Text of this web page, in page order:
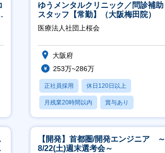
ゆうメンタルクリニック／問診補助
スタッフ【常勤】（大阪梅田院）
医療法人社団上桜会
大阪府
253万~286万
正社員採用 休日120日以上
月残業20時間以内 賞与あり
転勤なし
【開発】首都圏/開発エンジニア ～
8/22(土)週末選考会～